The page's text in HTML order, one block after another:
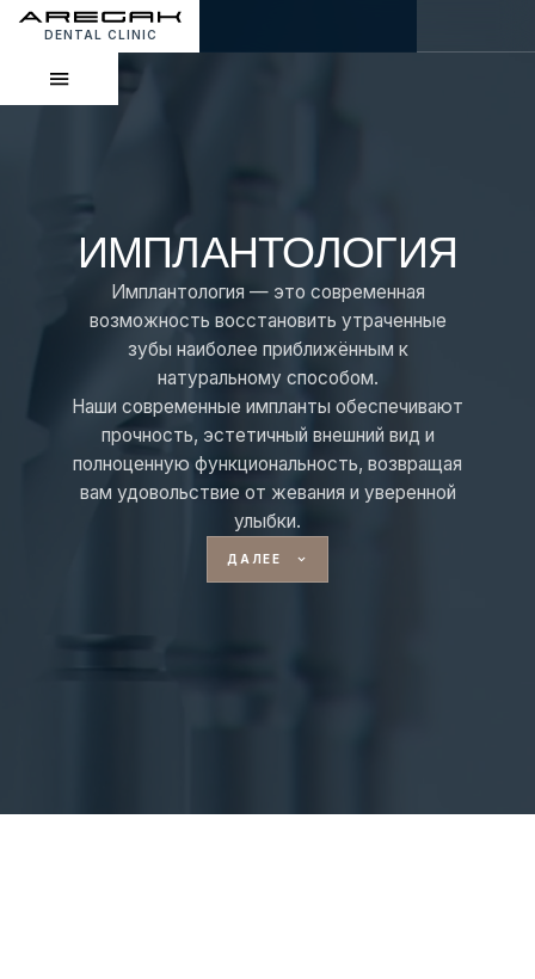
DENTAL CLINIC
ИМПЛАНТОЛОГИЯ
Имплантология — это современная
возможность восстановить утраченные
зубы наиболее приближённым к
натуральному способом.
Наши современные импланты обеспечивают
прочность, эстетичный внешний вид и
полноценную функциональность, возвращая
вам удовольствие от жевания и уверенной
улыбки.
ДАЛЕЕ